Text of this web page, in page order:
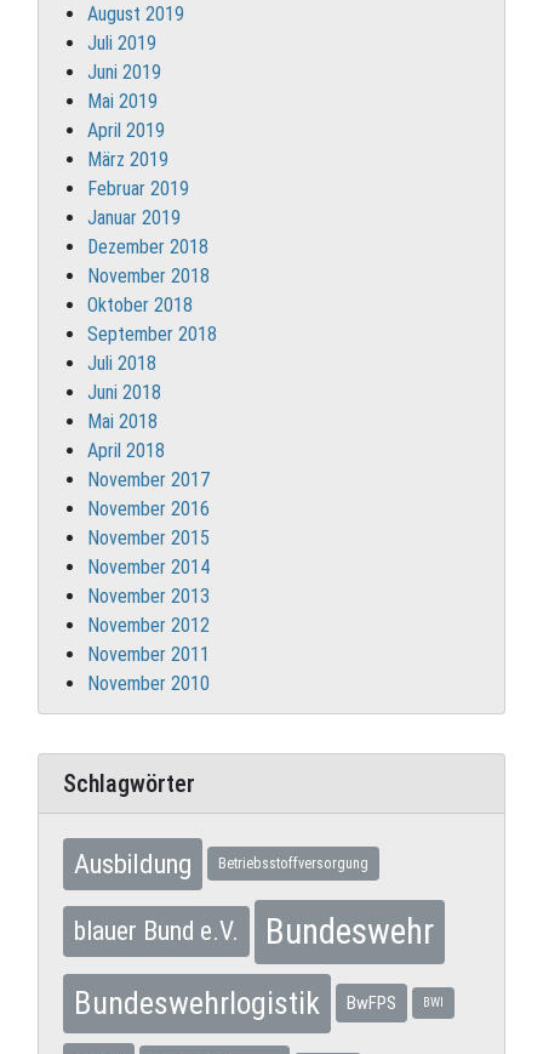
August 2019
Juli 2019
Juni 2019
Mai 2019
April 2019
März 2019
Februar 2019
Januar 2019
Dezember 2018
November 2018
Oktober 2018
September 2018
Juli 2018
Juni 2018
Mai 2018
April 2018
November 2017
November 2016
November 2015
November 2014
November 2013
November 2012
November 2011
November 2010
Schlagwörter
Ausbildung Betriebsstoffversorgung
blauer Bund e.V. Bundeswehr
Bundeswehrlogistik BwFPS BWI